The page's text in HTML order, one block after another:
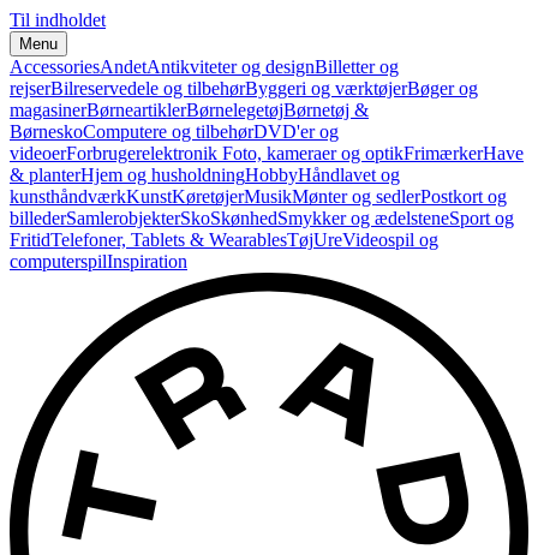
Til indholdet
Menu
AccessoriesAndetAntikviteter og designBilletter og
rejserBilreservedele og tilbehørByggeri og værktøjerBøger og
magasinerBørneartiklerBørnelegetøjBørnetøj &
BørneskoComputere og tilbehørDVD'er og
videoerForbrugerelektronik Foto, kameraer og optikFrimærkerHave
& planterHjem og husholdningHobbyHåndlavet og
kunsthåndværkKunstKøretøjerMusikMønter og sedlerPostkort og
billederSamlerobjekterSkoSkønhedSmykker og ædelsteneSport og
FritidTelefoner, Tablets & WearablesTøjUreVideospil og
computerspilInspiration